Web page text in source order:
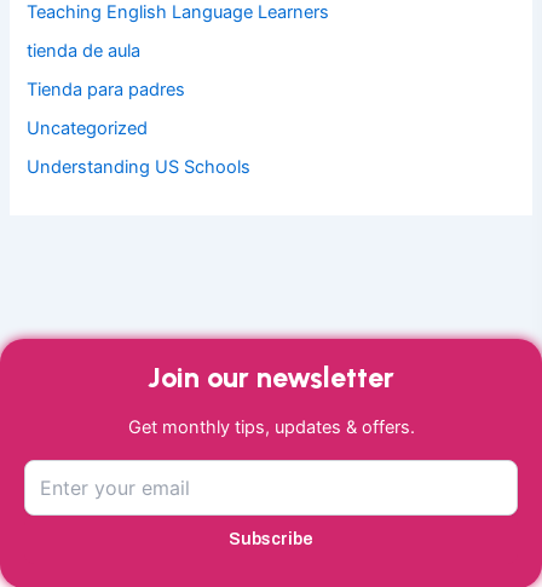
Teaching English Language Learners
tienda de aula
Tienda para padres
Uncategorized
Understanding US Schools
Join our newsletter
Get monthly tips, updates & offers.
Subscribe